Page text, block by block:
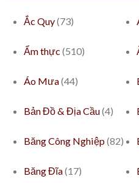
Ắc Quy(73)
Ẩm thực(510)
Áo Mưa(44)
Bản Đồ & Địa Cầu(4)
Băng Công Nghiệp (82)
Băng Đĩa(17)